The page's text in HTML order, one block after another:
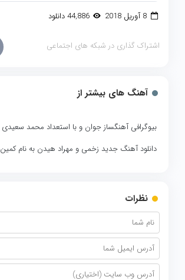
8 آوریل 2018 44,886 دانلود
اشتراک گذاری در شبکه های اجتماعی
آهنگ های بیشتر از
بیوگرافی آهنگساز جوان و با استعداد محمد سعیدی
دانلود آهنگ جدید زخمی و مهراد هیدن به نام کمین
نظرات